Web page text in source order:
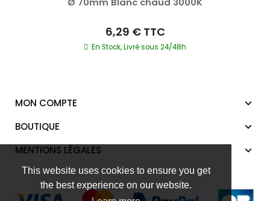
This website uses cookies to ensure you get
the best experience on our website.
6,29 € TTC
En Stock, Livré sous 24/48h
MON COMPTE
BOUTIQUE
MENTIONS LÉGALES